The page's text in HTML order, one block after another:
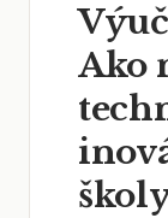
Ako